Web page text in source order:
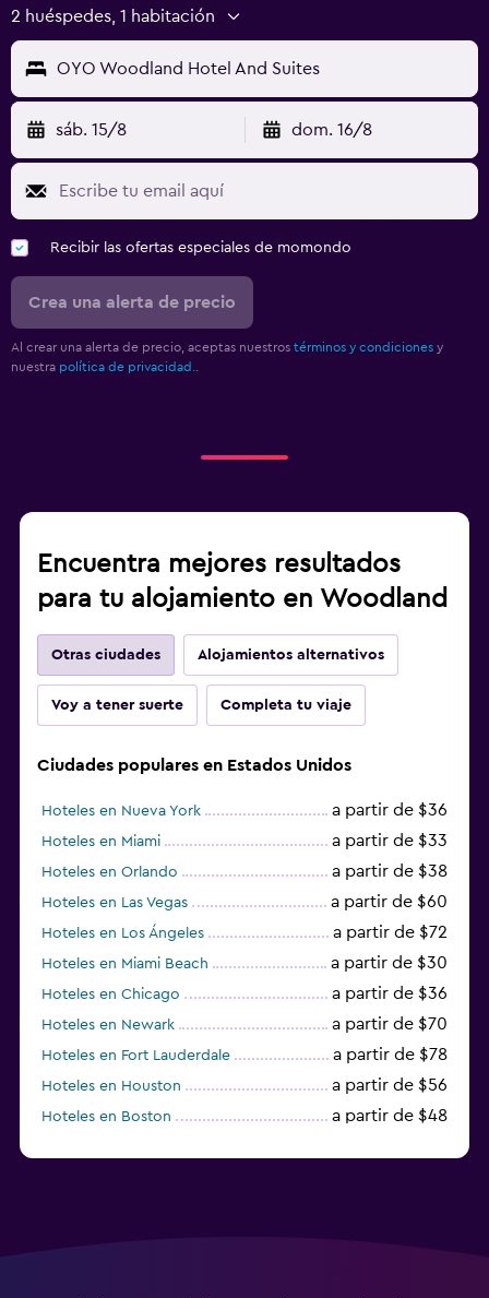
2 huéspedes, 1 habitación
OYO Woodland Hotel And Suites
sáb. 15/8 dom. 16/8
Recibir las ofertas especiales de momondo
Crea una alerta de precio
Al crear una alerta de precio, aceptas nuestros términos y condiciones y
nuestra política de privacidad.
Encuentra mejores resultados
para tu alojamiento en Woodland
Otras ciudades Alojamientos alternativos
Voy a tener suerte Completa tu viaje
Ciudades populares en Estados Unidos
Hoteles en Nueva York a partir de $36
Hoteles en Miami a partir de $33
Hoteles en Orlando a partir de $38
Hoteles en Las Vegas a partir de $60
Hoteles en Los Ángeles a partir de $72
Hoteles en Miami Beach a partir de $30
Hoteles en Chicago a partir de $36
Hoteles en Newark a partir de $70
Hoteles en Fort Lauderdale a partir de $78
Hoteles en Houston a partir de $56
Hoteles en Boston a partir de $48